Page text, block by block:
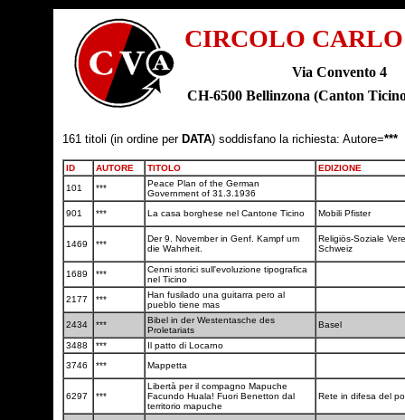
CIRCOLO
Via Convento 4
CH-6500 Bellinzona (Canton
161 titoli (in ordine per DATA) soddisfano la richiesta: Autore=***
ID AUTORE TITOLO
EDIZIONE
101
***
Peace Plan of the German
Government of 31.3.1936
901
*** La casa borghese nel Cantone Ticino Mobili Pfister
1469 ***
Der 9. November in Genf. Kampf um
die Wahrheit.
Religiös-Soziale
Schweiz
1689 ***
Cenni storici sull'evoluzione tipografica
nel Ticino
2177
***
Han fusilado una guitarra pero al
pueblo tiene mas
2434
***
Bibel in der Westentasche des
Proletariats
Basel
3488 ***
Il patto di Locarno
3746
*** Mappetta
6297 ***
Libertà per il compagno Mapuche
Facundo Huala! Fuori Benetton dal
territorio mapuche
Rete in difesa del